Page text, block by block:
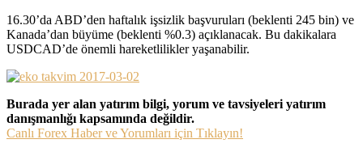
16.30’da ABD’den haftalık işsizlik başvuruları (beklenti 245 bin) ve
Kanada’dan büyüme (beklenti %0.3) açıklanacak. Bu dakikalara
USDCAD’de önemli hareketlilikler yaşanabilir.
Burada yer alan yatırım bilgi, yorum ve tavsiyeleri yatırım
danışmanlığı kapsamında değildir.
Canlı Forex Haber ve Yorumları için Tıklayın!